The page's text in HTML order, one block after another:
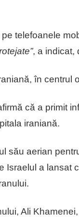
telefoanele
, a indicat,
în centrul
că a primit
iraniană.
său aerian
Israelul a lansat
Ali